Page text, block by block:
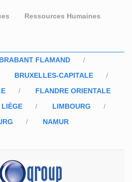
Ressources Humaines
BRABANT FLAMAND
BRUXELLES-CAPITALE
FLANDRE ORIENTALE
LIÈGE
LIMBOURG
NAMUR